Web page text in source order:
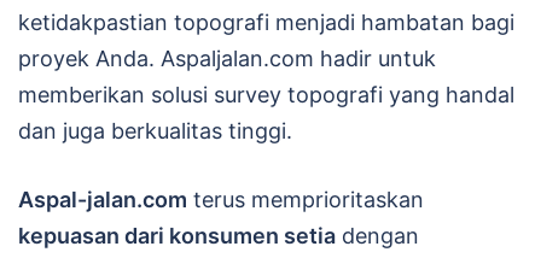
ketidakpastian topografi menjadi hambatan bagi
proyek Anda. Aspaljalan.com hadir untuk
memberikan solusi survey topografi yang handal
dan juga berkualitas tinggi.
Aspal-jalan.com terus memprioritaskan
kepuasan dari konsumen setia dengan